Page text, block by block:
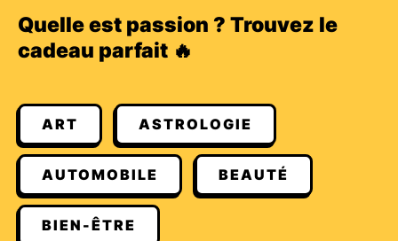
Quelle est passion ? Trouvez le
cadeau parfait 🔥
ART ASTROLOGIE
AUTOMOBILE BEAUTÉ
BIEN-ÊTRE